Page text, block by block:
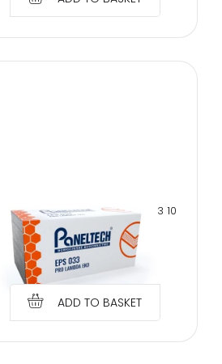
PANELTECH POLYSTYRENE EPS 033 10
CM PRO LAMBDA EKO
€2.93
ADD TO BASKET